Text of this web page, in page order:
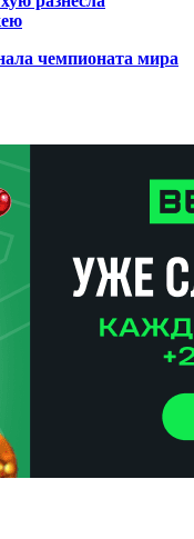
чемпионата мира